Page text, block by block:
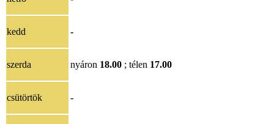
kedd -
szerda nyáron 18.00 ; télen 17.00
csütörtök -